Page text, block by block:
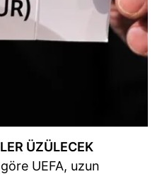
ÜZÜLECEK
UEFA, uzun